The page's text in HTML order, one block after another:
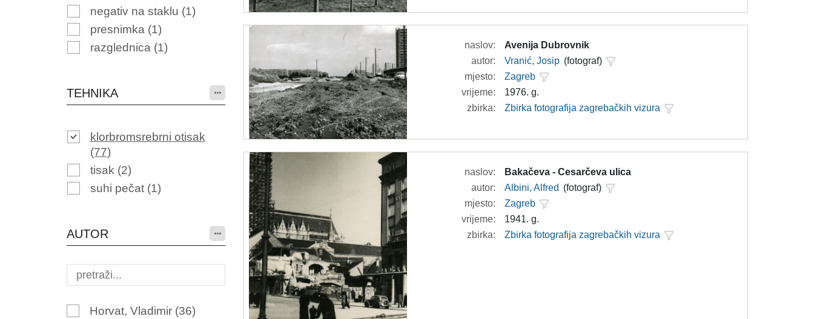
negativ na staklu (1)
presnimka (1)
razglednica (1)
TEHNIKA
klorbromsrebrni otisak
(77)
tisak (2)
suhi pečat (1)
AUTOR
Horvat, Vladimir (36)
naslov:
Avenija Dubrovnik
autor:
Vranić, Josip (fotograf)
mjesto:
Zagreb
vrijeme:
1976. g.
zbirka:
Zbirka fotografija zagrebačkih vizura
naslov:
Bakačeva - Cesarčeva ulica
autor:
Albini, Alfred (fotograf)
mjesto:
Zagreb
vrijeme:
1941. g.
zbirka:
Zbirka fotografija zagrebačkih vizura